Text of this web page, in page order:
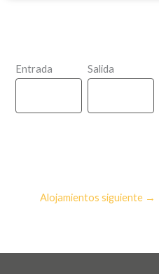
Entrada Salida
Alojamientos siguiente →